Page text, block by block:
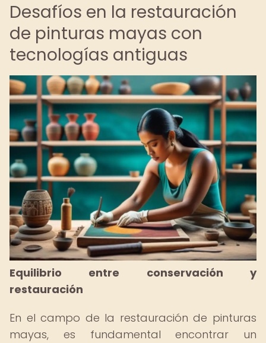
Desafíos en la restauración
de pinturas mayas con
tecnologías antiguas
Equilibrio entre conservación y
restauración
En el campo de la restauración de pinturas
mayas, es fundamental encontrar un